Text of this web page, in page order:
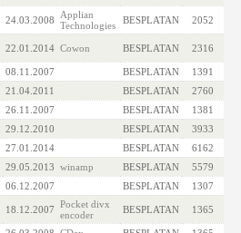
24.03.2008
Applian
Technologies
BESPLATAN 2052
22.01.2014 Cowon BESPLATAN 2316
08.11.2007 BESPLATAN
1391
21.04.2011 BESPLATAN
2760
26.11.2007 BESPLATAN
1381
29.12.2010 BESPLATAN
3933
27.01.2014 BESPLATAN
6162
29.05.2013 winamp BESPLATAN
5579
06.12.2007 BESPLATAN 1307
18.12.2007 Pocket divx
encoder
BESPLATAN 1365